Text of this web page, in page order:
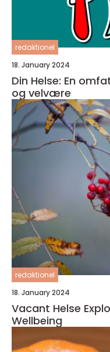
redaktionel
18. January 2024
Din Helse: En
og velvære
redaktionel
18. January 2024
Vacant Helse Exploring the Depths of Holistic
Wellbeing